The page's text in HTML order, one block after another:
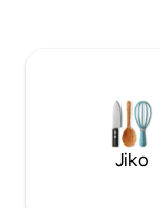
Jiko